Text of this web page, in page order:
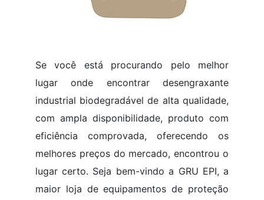
Se você está procurando pelo melhor
lugar onde encontrar desengraxante
industrial biodegradável de alta qualidade,
com ampla disponibilidade, produto com
eficiência comprovada, oferecendo os
melhores preços do mercado, encontrou o
lugar certo. Seja bem-vindo a GRU EPI, a
maior loja de equipamentos de proteção